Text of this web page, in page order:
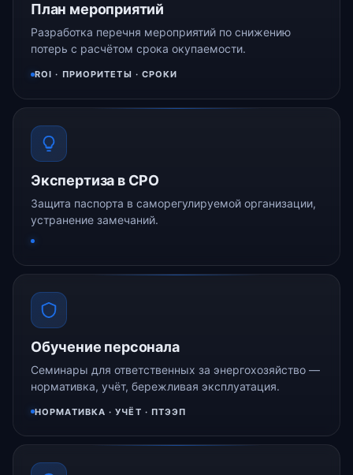
План мероприятий
Разработка перечня мероприятий по снижению
потерь с расчётом срока окупаемости.
ROI · ПРИОРИТЕТЫ · СРОКИ
Экспертиза в СРО
Защита паспорта в саморегулируемой организации,
устранение замечаний.
Обучение персонала
Семинары для ответственных за энергохозяйство —
нормативка, учёт, бережливая эксплуатация.
НОРМАТИВКА · УЧЁТ · ПТЭЭП